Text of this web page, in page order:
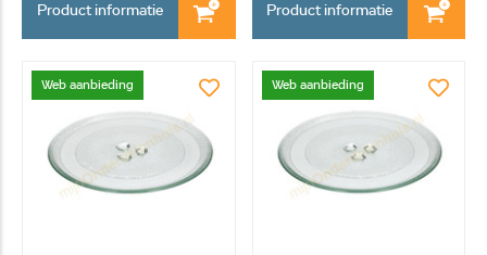
Product informatie Product informatie
Web aanbieding Web aanbieding